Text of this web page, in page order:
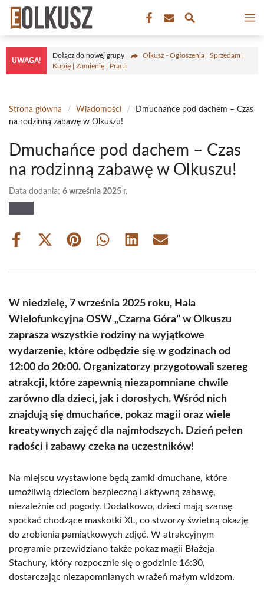
Przejdź
treści
UWAGA!
Dołącz do nowej grupy
Olkusz - Ogłoszenia | Sprzedam |
Kupię | Zamienię | Praca
Strona główna / Wiadomości /
Dmuchańce pod dachem – Czas
na rodzinną zabawę w Olkuszu!
Dmuchańce pod dachem – Czas
na rodzinną zabawę w Olkuszu!
Data dodania: 6 września 2025 r.
Share
Share
(Twitter)
Share Share Share Share
W niedzielę, 7 września 2025 roku, Hala
Wielofunkcyjna OSW „Czarna Góra” w Olkuszu
zaprasza wszystkie rodziny na wyjątkowe
wydarzenie, które odbędzie się w godzinach od
12:00 do 20:00. Organizatorzy przygotowali szereg
atrakcji, które zapewnią niezapomniane chwile
zarówno dla dzieci, jak i dorosłych. Wśród nich
znajdują się dmuchańce, pokaz magii oraz wiele
kreatywnych zajęć dla najmłodszych. Dzień pełen
radości i zabawy czeka na uczestników!
Na miejscu wystawione będą zamki dmuchane, które
umożliwią dzieciom bezpieczną i aktywną zabawę,
niezależnie od pogody. Dodatkowo, dzieci mają szansę
spotkać chodzące maskotki XL, co stworzy świetną okazję
do zrobienia pamiątkowych zdjęć. W atrakcyjnym
programie przewidziano także pokaz magii Błażeja
Stachury, który rozpocznie się o godzinie 16:30,
dostarczając niezapomnianych wrażeń małym widzom.